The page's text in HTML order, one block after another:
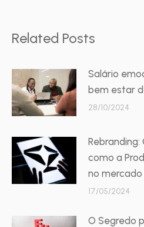
Related Posts
Salário
bem estar
28/10/2024
como a
no mercado
17/05/2024
O Segredo